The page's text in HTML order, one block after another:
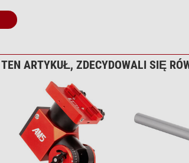
ARTYKUŁ, ZDECYDOWALI SIĘ